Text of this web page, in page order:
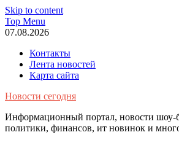
Skip to content
Top Menu
07.08.2026
Контакты
Лента новостей
Карта сайта
Новости сегодня
Информационный портал, новости шоу-
политики, финансов, ит новинок и